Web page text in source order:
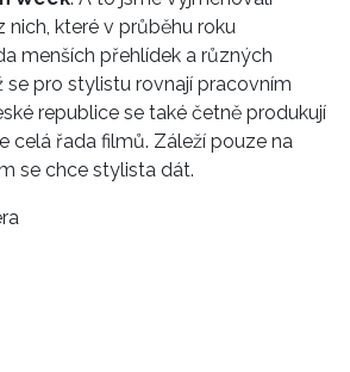
nich, které v průběhu roku
menších přehlídek a různých
se pro stylistu rovnají pracovním
republice se také četně produkují
celá řada filmů. Záleží pouze na
se chce stylista dát.